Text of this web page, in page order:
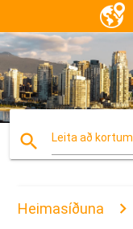
search Leita að kortum
Heimasíðuna